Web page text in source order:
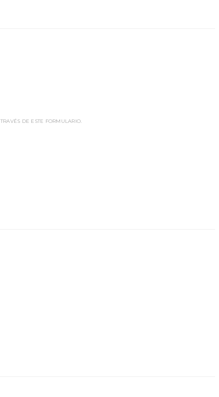
DE ESTE FORMULARIO.